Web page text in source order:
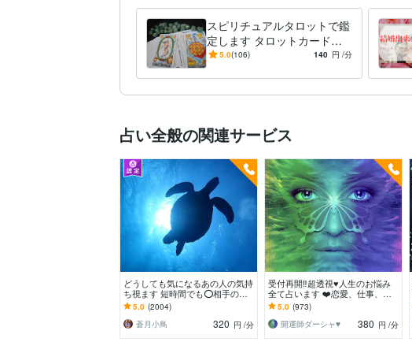
スピリチュアルタロットで鑑
定します タロットカードと
霊感を使用し、カードの奥ま
5.0(106) 140 円 /分
占い全般の関連サービス
どうしても気になるあの人の気持
ち視ます 短時間でも⭕️相手の本
音、深層心理スピーディーにお伝
えします
5.0 (2004)
蒼月小鳥
320 円 /分
受付再開‼️超透視♥️人生のお悩み
全て占います ❤️恋愛、仕事、金
銭、対人関係、住宅、介護、子育
てetc…
5.0 (973)
開運師ダーシャ♥️
380 円 /分